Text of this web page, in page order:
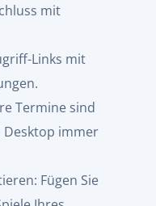
mit
Links mit
Termine sind
Desktop immer
Fügen Sie